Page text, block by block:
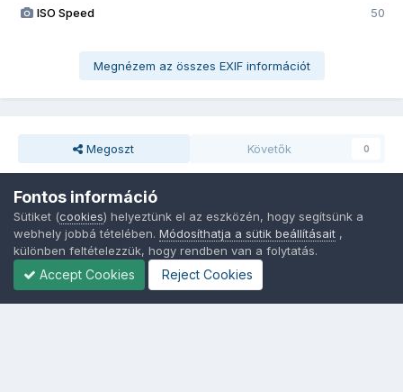
ISO Speed 50
Megnézem az összes EXIF információt
Megoszt Követők 0
Nincsenek hozzászólások
Fontos információ
Sütiket (cookies) helyeztünk el az eszközén, hogy segítsünk a
webhely jobbá tételében. Módosíthatja a sütik beállításait ,
különben feltételezzük, hogy rendben van a folytatás.
Accept Cookies Reject Cookies